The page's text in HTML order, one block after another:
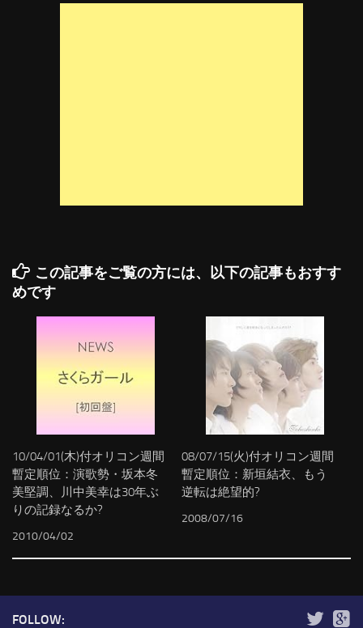
この記事をご覧の方には、以下の記事もおすす
めです
10/04/01(木)付オリコン週間
暫定順位：演歌勢・坂本冬
美堅調、川中美幸は30年ぶ
りの記録なるか?
2010/04/02
08/07/15(火)付オリコン週間
暫定順位：新垣結衣、もう
逆転は絶望的?
2008/07/16
FOLLOW: